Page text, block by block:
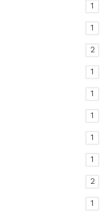
1
1
2
1
1
1
1
1
2
1